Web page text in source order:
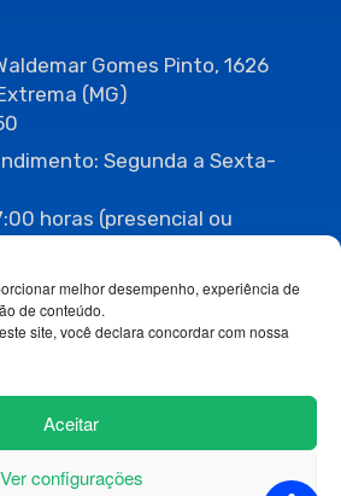
melhor desempenho, experiência de
de conteúdo.
site, você declara concordar com nossa
Aceitar
Ver configurações
Gomes Pinto, 1626
(MG)
Segunda a Sexta-
horas (presencial ou
3435-3063